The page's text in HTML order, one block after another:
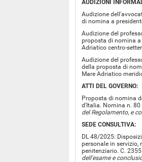
AUDIZIONI
Audizione
di nomina a
Audizione del
proposta di nomina a
Adriatico centro-
Audizione del
della proposta di
Mare Adriatico
ATTI DEL GOVERNO:
Proposta di nomina
d'Italia. Nomina n. 80
del Regolamento, e
SEDE CONSULTIVA:
DL 48/2025:
personale in servizio,
penitenziario. C.
dell'esame e